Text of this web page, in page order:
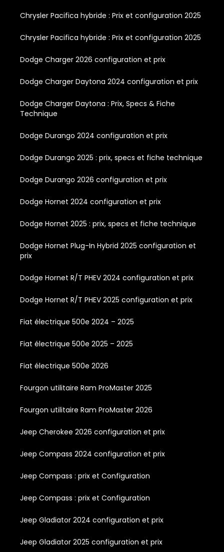
Chrysler Pacifica hybride : Prix et configuration 2025
Chrysler Pacifica hybride : Prix et configuration 2025
Dodge Charger 2026 configuration et prix
Dodge Charger Daytona 2024 configuration et prix
Dodge Charger Daytona : Prix, Specs & Fiche
Technique
Dodge Durango 2024 configuration et prix
Dodge Durango 2025 : prix, specs et fiche technique
Dodge Durango 2026 configuration et prix
Dodge Hornet 2024 configuration et prix
Dodge Hornet 2025 : prix, specs et fiche technique
Dodge Hornet Plug-In Hybrid 2025 configuration et
prix
Dodge Hornet R/T PHEV 2024 configuration et prix
Dodge Hornet R/T PHEV 2025 configuration et prix
Fiat électrique 500e 2024 – 2025
Fiat électrique 500e 2025 – 2025
Fiat électrique 500e 2026
Fourgon utilitaire Ram ProMaster 2025
Fourgon utilitaire Ram ProMaster 2026
Jeep Cherokee 2026 configuration et prix
Jeep Compass 2024 configuration et prix
Jeep Compass : prix et Configuration
Jeep Compass : prix et Configuration
Jeep Gladiator 2024 configuration et prix
Jeep Gladiator 2025 configuration et prix